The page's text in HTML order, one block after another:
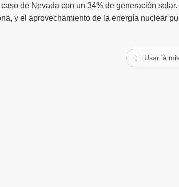
de Nevada con un 34% de generación
y el aprovechamiento de la energía nuclear
Usar la